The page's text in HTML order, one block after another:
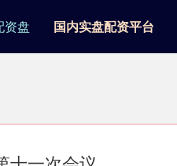
资盘 国内实盘配资平台